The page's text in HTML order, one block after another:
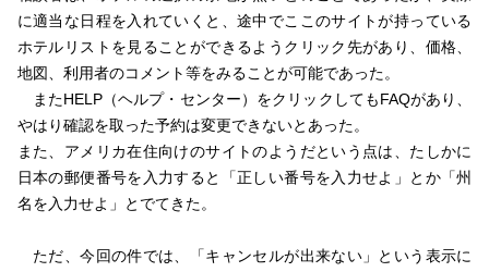
に適当な日程を入れていくと、途中でここのサイトが持っている
ホテルリストを見ることができるようクリック先があり、価格、
地図、利用者のコメント等をみることが可能であった。
またHELP（ヘルプ・センター）をクリックしてもFAQがあり、
やはり確認を取った予約は変更できないとあった。
また、アメリカ在住向けのサイトのようだという点は、たしかに
日本の郵便番号を入力すると「正しい番号を入力せよ」とか「州
名を入力せよ」とでてきた。
ただ、今回の件では、「キャンセルが出来ない」という表示に